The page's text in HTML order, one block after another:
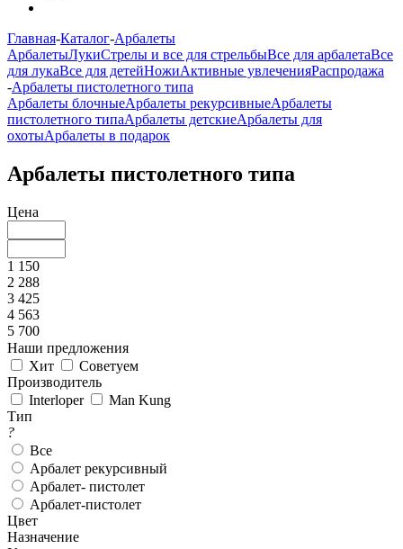
Главная-Каталог-Арбалеты
АрбалетыЛукиСтрелы и все для стрельбыВсе для арбалетаВсе
для лукаВсе для детейНожиАктивные увлеченияРаспродажа
-Арбалеты пистолетного типа
Арбалеты блочныеАрбалеты рекурсивныеАрбалеты
пистолетного типаАрбалеты детскиеАрбалеты для
охотыАрбалеты в подарок
Арбалеты пистолетного типа
Цена
1 150
2 288
3 425
4 563
5 700
Наши предложения
Хит
Советуем
Производитель
Interloper
Man Kung
Тип
?
Все
Арбалет рекурсивный
Арбалет- пистолет
Арбалет-пистолет
Цвет
Назначение